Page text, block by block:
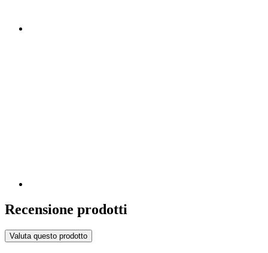
Recensione prodotti
Valuta questo prodotto